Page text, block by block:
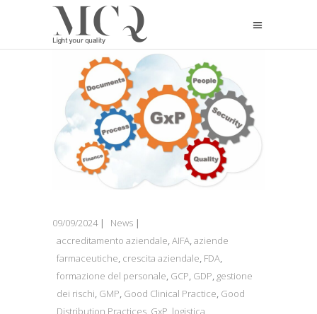
09/09/2024
News
accreditamento aziendale,AIFA,aziende
farmaceutiche, crescita aziendale, FDA,
formazione del personale, GCP, GDP, gestione
dei rischi, GMP, Good Clinical Practice, Good